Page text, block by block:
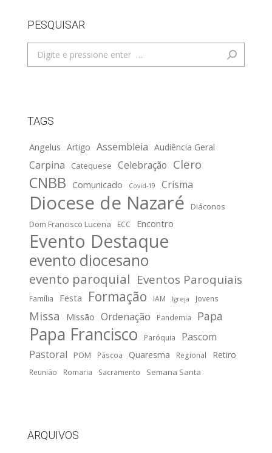
PESQUISAR
Search:
TAGS
Angelus Artigo Assembleia Audiência Geral
Carpina Catequese Celebração Clero
CNBB Comunicado Covid-19 Crisma
Diocese de Nazaré
Diáconos
Dom Francisco Lucena
ECC Encontro
Evento Destaque
evento diocesano
evento paroquial Eventos Paroquiais
Família Festa Formação IAM Igreja Jovens
Missa Missão Ordenação Pandemia Papa
Papa Francisco Paróquia
Pascom
Pastoral
POM Páscoa Quaresma Regional Retiro
Reunião Romaria Sacramento Semana Santa
ARQUIVOS